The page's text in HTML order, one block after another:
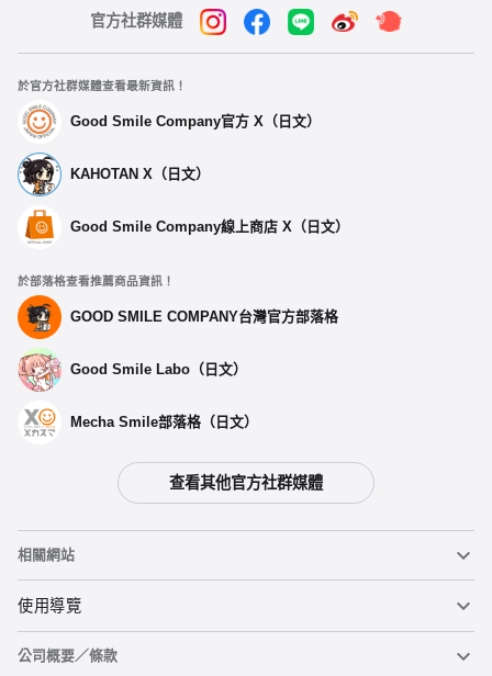
官方社群媒體
於官方社群媒體查看最新資訊！
Good Smile Company官方 X（日文）
KAHOTAN X（日文）
Good Smile Company線上商店 X（日文）
於部落格查看推薦商品資訊！
GOOD SMILE COMPANY台灣官方部落格
Good Smile Labo（日文）
Mecha Smile部落格（日文）
查看其他官方社群媒體
相關網站
黏土人
黏土人臉部製造機（英文）
使用導覽
重要公告
公司概要／條款